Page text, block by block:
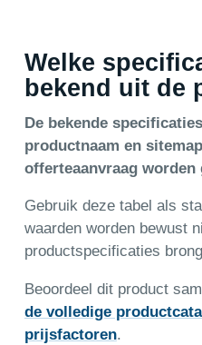
Welke
bekend uit de
De bekende
productnaam en
offerteaanvraag worden
Gebruik deze tabel als
waarden worden bewust
productspecificaties
Beoordeel dit product
de volledige
prijsfactoren.